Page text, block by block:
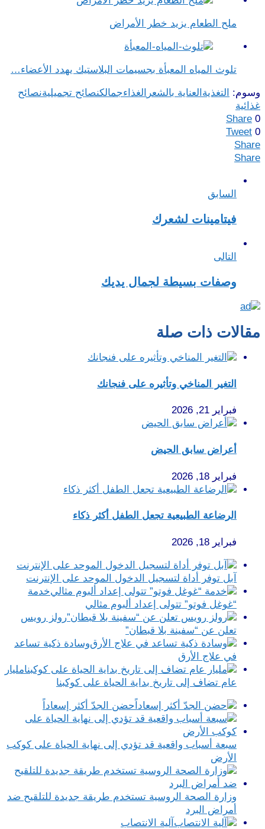
ملح الطعام يزيد خطر الأمراض
تلوث المياه المعبأة بجسيمات البلاستيك يهدد الأعضاء…
وسوم: التغذية العناية بالشعر الغذاءجمالكنصائح تجميليةنصائح
غذائية
Share 0
Tweet 0
Share
Share
السابق
فيتامينات لشعرك
التالى
وصفات بسيطة لجمال يديك
مقالات ذات صلة
التغير المناخي وتأثيره على فنجانك
فبراير 21, 2026
أعراض سابق الحيض
فبراير 18, 2026
الرضاعة الطبيعية تجعل الطفل أكثر ذكاء
فبراير 18, 2026
آبل توفر أداة لتسجيل الدخول الموحد على الإنترنت
خدمة
“غوغل فوتو” تتولى إعداد ألبوم مثالي
رولز رويس
تعلن عن “سفينة بلا قبطان”
وسادة ذكية تساعد
في علاج الأرق
مليار
عام تضاف إلى تاريخ بداية الحياة على كوكبنا
حضن الجدّ أكثر إسعاداً
سبعة أسباب واقعية قد تؤدي إلى نهاية الحياة على كوكب
الأرض
وزارة الصحة الروسية تستخدم طريقة جديدة للتلقيح ضد
أمراض البرد
آلية الانتصاب